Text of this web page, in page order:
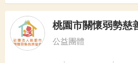
桃園市關懷弱勢慈
公益團體